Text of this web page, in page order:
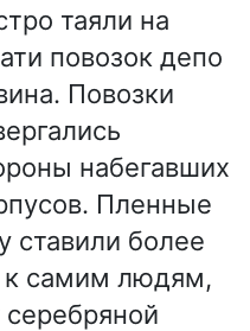
таяли на
повозок депо
Повозки
набегавших
Пленные
ставили более
к самим людям,